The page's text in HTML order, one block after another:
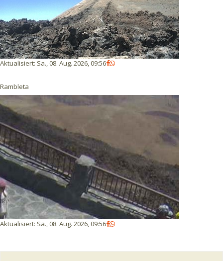
Aktualisiert: Sa., 08. Aug. 2026, 09:56
Rambleta
Aktualisiert: Sa., 08. Aug. 2026, 09:56